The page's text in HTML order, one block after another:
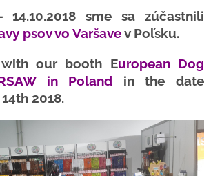
sme sa zúčastnili
psovvo Varšavev Poľsku.
our booth European Dog
in Poland in the date
2018.